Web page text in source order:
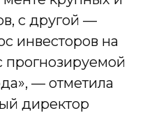
с другой —
инвесторов на
прогнозируемой
— отметила
директор